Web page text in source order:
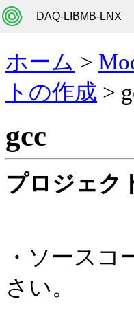
DAQ-LIBMB-LNX
ホーム >
トの作成 >
gcc
プロジェク
・ソース
さい。